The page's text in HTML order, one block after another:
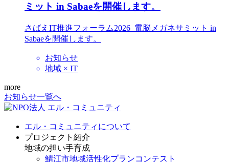
ミット in Sabaeを開催します。
さばえIT推進フォーラム2026_電脳メガネサミット in
Sabaeを開催します。
お知らせ
地域 × IT
more
お知らせ一覧へ
エル・コミュニティについて
プロジェクト紹介
地域の担い手育成
鯖江市地域活性化プランコンテスト